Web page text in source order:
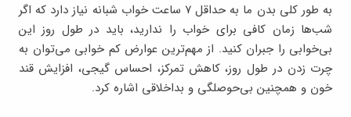
به طور کلی بدن ما به حداقل ۷ ساعت خواب شبانه نیاز دارد که اگر
شب‌ها زمان کافی برای خواب را ندارید، باید در طول روز این
بی‌خوابی را جبران کنید. از مهم‌ترین عوارض کم خوابی می‌توان به
چرت زدن در طول روز، کاهش تمرکز، احساس گیجی، افزایش قند
خون و همچنین بی‌حوصلگی و بداخلاقی اشاره کرد.